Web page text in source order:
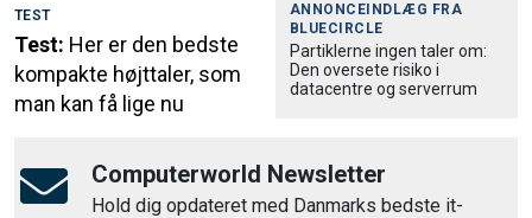
TEST
Test: Her er den bedste
kompakte højttaler, som
man kan få lige nu
ANNONCEINDLÆG FRA
BLUECIRCLE
Partiklerne ingen taler om:
Den oversete risiko i
datacentre og serverrum
Computerworld Newsletter
Hold dig opdateret med Danmarks bedste it-